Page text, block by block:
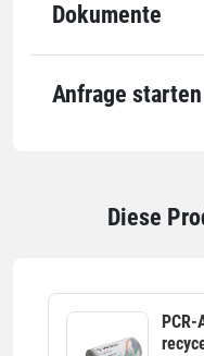
Öffnung
Öffnung x Länge
Füllvolumen
Dokumente
Anfrage starten
Diese